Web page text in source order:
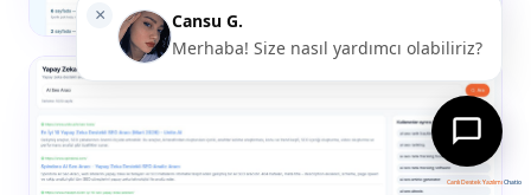
Canlı Destek YazılımıChatio